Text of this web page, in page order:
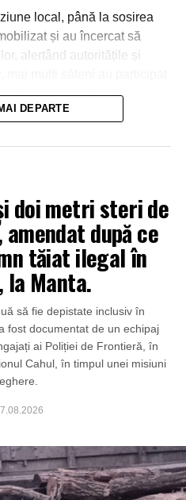
local, până la sosirea
și au încercat să
alertând autoritățile și
salvatorilor tehnică
pentru stingerea incendiului.
DEPARTE
doi metri steri de
după ce
tăiat ilegal în
la Manta.
să fie depistate inclusiv în
fost documentat de un echipaj
ai Poliției de Frontieră, în
Cahul, în timpul unei misiuni